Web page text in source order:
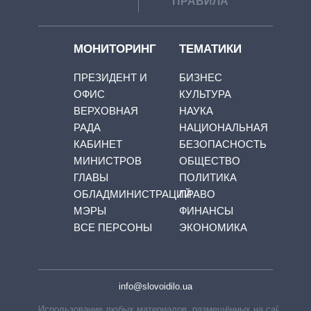
МОНИТОРИНГ
ПРЕЗИДЕНТ И
ОФИС
ВЕРХОВНАЯ
РАДА
КАБИНЕТ
МИНИСТРОВ
ГЛАВЫ
ОБЛАДМИНИСТРАЦИЙ
МЭРЫ
ВСЕ ПЕРСОНЫ
ТЕМАТИКИ
БИЗНЕС
КУЛЬТУРА
НАУКА
НАЦИОНАЛЬНАЯ
БЕЗОПАСНОСТЬ
ОБЩЕСТВО
ПОЛИТИКА
ПРАВО
ФИНАНСЫ
ЭКОНОМИКА
info@slovoidilo.ua